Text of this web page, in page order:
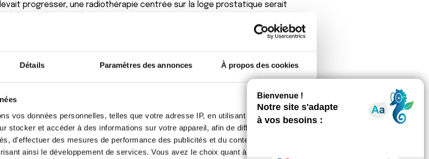
Détails Paramètres des annonces À propos des cookies
vos données personnelles, telles que votre adresse IP, en utilisant des
stocker et accéder à des informations sur votre appareil, afin de diffuser des
d'effectuer des mesures de performance des publicités et du contenu, ainsi que de
ainsi le développement de services. Vous avez le choix quant à l'utilisation de
progresser, une radiothérapie centrée sur la loge prostatique serait
Merci de votre réponse